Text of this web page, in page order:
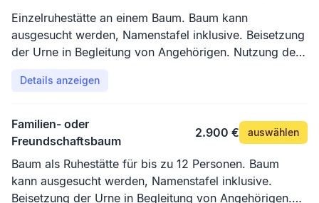
Einzelruhestätte an einem Baum. Baum kann
ausgesucht werden, Namenstafel inklusive. Beisetzung
der Urne in Begleitung von Angehörigen. Nutzung des
Details anzeigen
Familien- oder
Freundschaftsbaum
2.900 € auswählen
Baum als Ruhestätte für bis zu 12 Personen. Baum
kann ausgesucht werden, Namenstafel inklusive.
Beisetzung der Urne in Begleitung von Angehörigen.